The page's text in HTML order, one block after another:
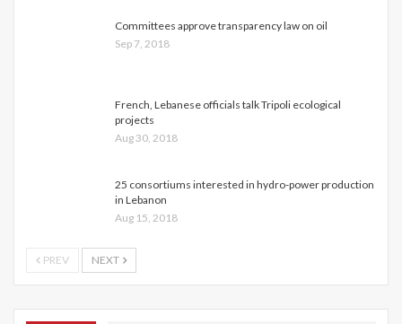
Committees approve transparency law on oil
Sep 7, 2018
French, Lebanese officials talk Tripoli ecological
projects
Aug 30, 2018
25 consortiums interested in hydro-power production
in Lebanon
Aug 15, 2018
PREV NEXT